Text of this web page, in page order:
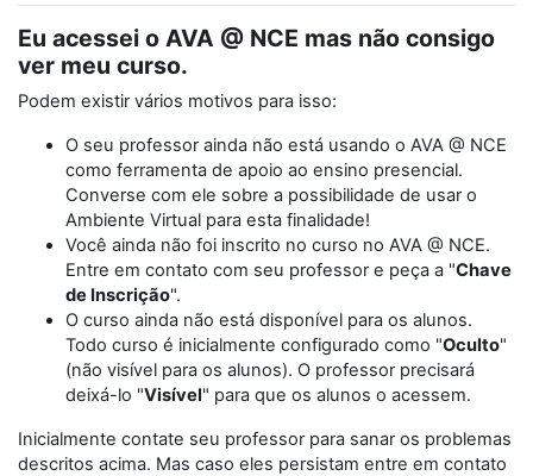
Eu acessei o AVA @ NCE mas não consigo
ver meu curso.
Podem existir vários motivos para isso:
O seu professor ainda não está usando o AVA @ NCE
como ferramenta de apoio ao ensino presencial.
Converse com ele sobre a possibilidade de usar o
Ambiente Virtual para esta finalidade!
Você ainda não foi inscrito no curso no AVA @ NCE.
Entre em contato com seu professor e peça a "Chave
de Inscrição".
O curso ainda não está disponível para os alunos.
Todo curso é inicialmente configurado como "Oculto"
(não visível para os alunos). O professor precisará
deixá-lo "Visível" para que os alunos o acessem.
Inicialmente contate seu professor para sanar os problemas
descritos acima. Mas caso eles persistam entre em contato